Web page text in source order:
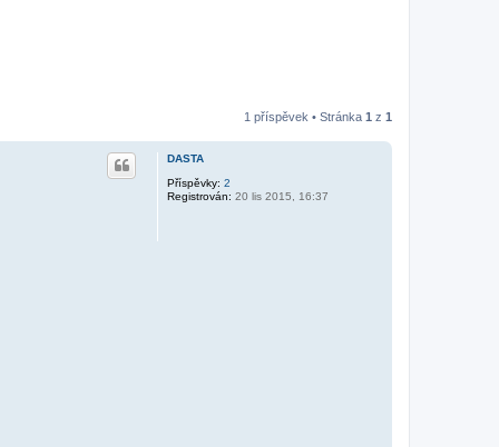
1 příspěvek • Stránka 1 z 1
DASTA
Příspěvky: 2
Registrován: 20 lis 2015, 16:37